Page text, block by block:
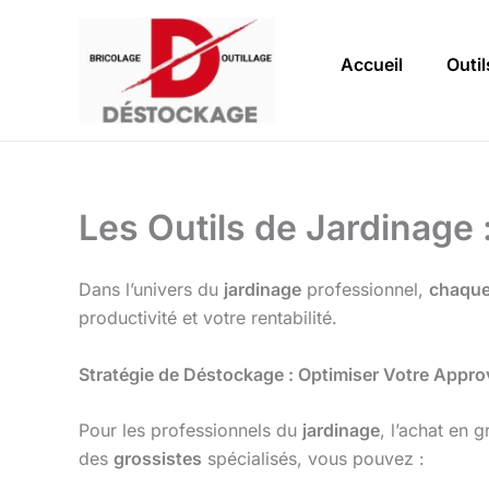
Accueil
Les Outils de Jardinage
Dans l’univers du jardinage professionnel,
productivité et votre rentabilité.
Stratégie de Déstockage : Optimiser Votre
Pour les professionnels du jardinage, l’achat en
des grossistes spécialisés, vous pouvez :